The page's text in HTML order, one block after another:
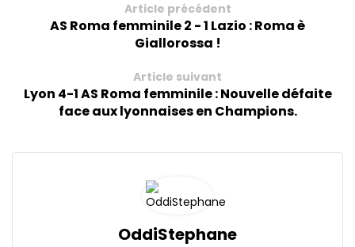
Article précédent
AS Roma femminile 2 - 1 Lazio : Roma è
Giallorossa !
Article suivant
Lyon 4-1 AS Roma femminile : Nouvelle défaite
face aux lyonnaises en Champions.
OddiStephane